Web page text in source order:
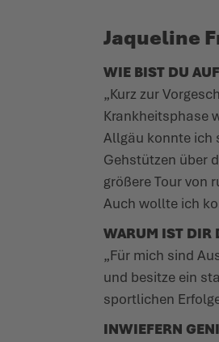
Jaqueline
WIE BIST DU
„Kurz zur
Krankheitsphase
Allgäu konnte ich
Gehstützen über
größere Tour von
Auch wollte ich
WARUM IST DIR
„Für mich sind
und besitze ein
sportlichen
INWIEFERN